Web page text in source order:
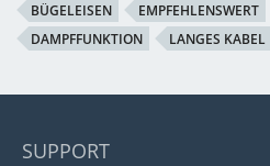
BÜGELEISEN
EMPFEHLENSWERT
DAMPFFUNKTION
LANGES KABEL
SUPPORT